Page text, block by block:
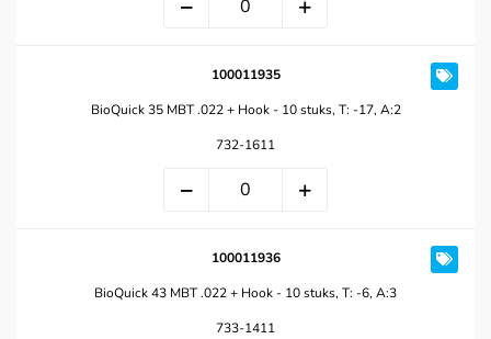
100011935
BioQuick 35 MBT .022 + Hook - 10 stuks, T: -17, A:2
732-1611
100011936
BioQuick 43 MBT .022 + Hook - 10 stuks, T: -6, A:3
733-1411